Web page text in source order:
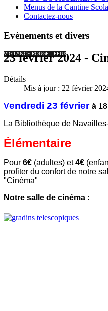
Menus de la Cantine
Contactez-nous
Evènements et divers
VIGILANCE ROUGE - FEUX
23 février 2024 -
Détails
Mis à jour : 22 février
Vendredi 23 février à
La Bibliothèque de
Élémentaire
Pour 6€ (adultes) et4€
profiter du confort de notre
"Cinéma"
Notre salle de cinéma :